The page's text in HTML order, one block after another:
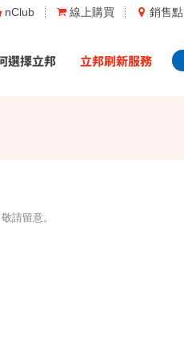
nClub 線上購買 銷售點
選擇立邦 立邦刷新服務
請留意。